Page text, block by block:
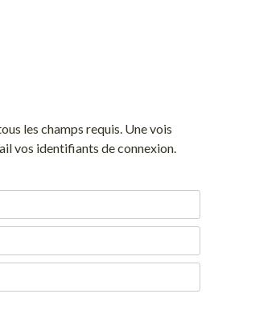
les champs requis. Une vois
vos identifiants de connexion.